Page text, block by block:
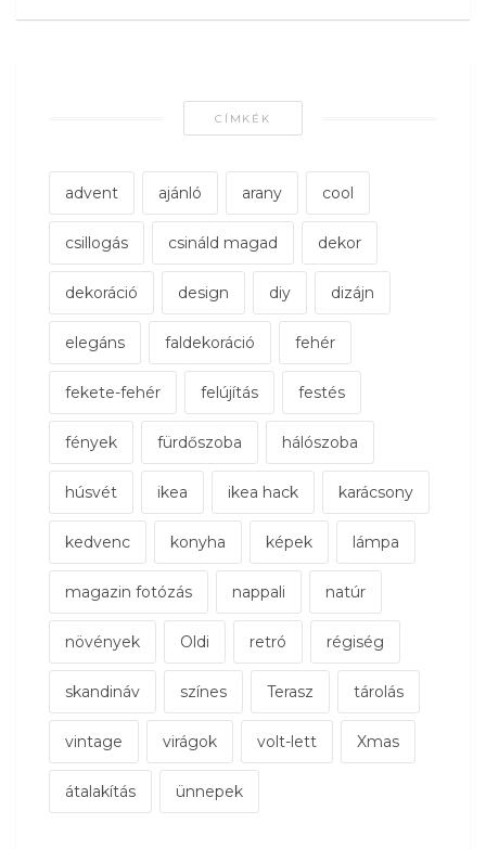
CÍMKÉK
advent ajánló arany cool
csillogás csináld magad dekor
dekoráció design diy dizájn
elegáns faldekoráció fehér
fekete-fehér felújítás festés
fények fürdőszoba hálószoba
húsvét ikea ikea hack karácsony
kedvenc konyha képek lámpa
magazin fotózás nappali natúr
növények Oldi retró régiség
skandináv színes Terasz tárolás
vintage virágok volt-lett Xmas
átalakítás ünnepek